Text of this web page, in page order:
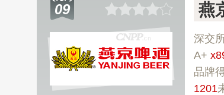
09 燕
深交
A+
品牌
1201